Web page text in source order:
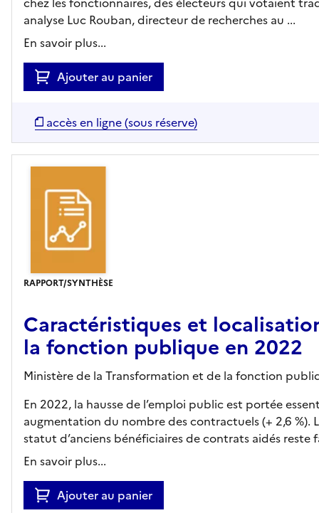
analyse Luc Rouban, directeur de recherches au ...
En savoir plus...
Ajouter au panier
accès en ligne (sous réserve)
RAPPORT/SYNTHÈSE
Caractéristiques et
la fonction publique en 2022
Ministère de la Transformation et de la fonction
En 2022, la hausse de l’emploi public est portée
augmentation du nombre des contractuels (+ 2,6 %).
statut d’anciens bénéficiaires de contrats aidés reste
En savoir plus...
Ajouter au panier